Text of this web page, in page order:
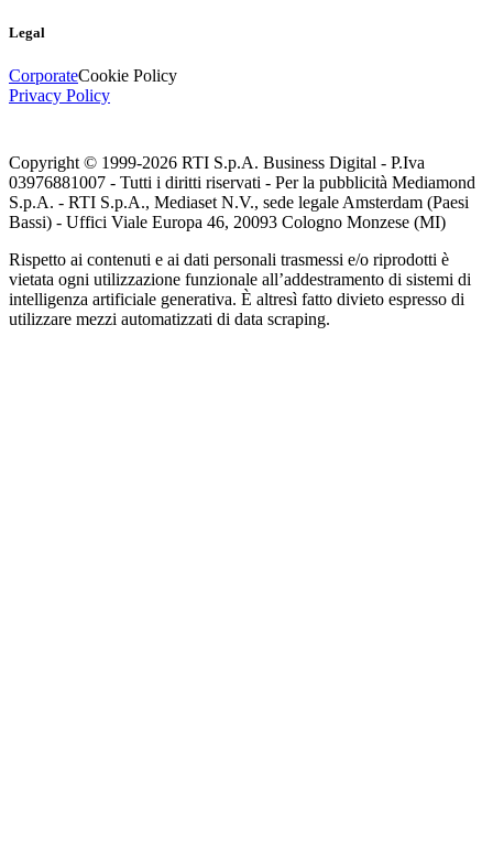
Legal
CorporateCookie Policy
Privacy Policy
Copyright © 1999-2026 RTI S.p.A. Business Digital - P.Iva
03976881007 - Tutti i diritti riservati - Per la pubblicità Mediamond
S.p.A. - RTI S.p.A., Mediaset N.V., sede legale Amsterdam (Paesi
Bassi) - Uffici Viale Europa 46, 20093 Cologno Monzese (MI)
Rispetto ai contenuti e ai dati personali trasmessi e/o riprodotti è
vietata ogni utilizzazione funzionale all’addestramento di sistemi di
intelligenza artificiale generativa. È altresì fatto divieto espresso di
utilizzare mezzi automatizzati di data scraping.